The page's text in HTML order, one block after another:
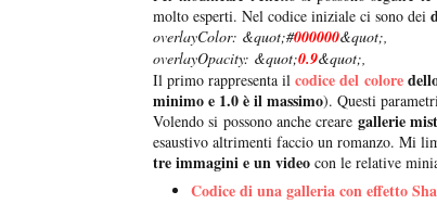
molto esperti. Nel codice iniziale ci sono dei
overlayColor: &quot;#000000&quot;,
overlayOpacity: &quot;0.9&quot;,
Il primo rappresenta ilcodice del colore
minimo e 1.0 è il massimo). Questi
Volendo si possono anche creare gallerie
esaustivo altrimenti faccio un romanzo. Mi
tre immagini e un video con le relative
Codice di una galleria con effetto